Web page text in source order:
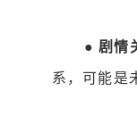
● 剧情
系，可能是